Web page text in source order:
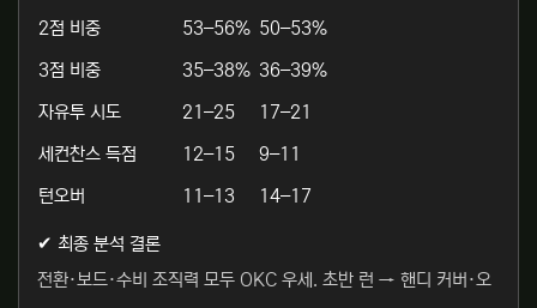
2점 비중 53–56% 50–53%
3점 비중 35–38% 36–39%
자유투 시도 21–25 17–21
세컨찬스 득점 12–15 9–11
턴오버 11–13 14–17
✔ 최종 분석 결론
전환·보드·수비 조직력 모두 OKC 우세. 초반 런 → 핸디 커버·오